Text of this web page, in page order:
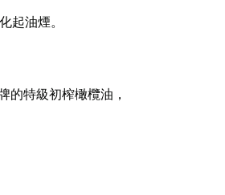
起油煙。
的特級初榨橄欖油，